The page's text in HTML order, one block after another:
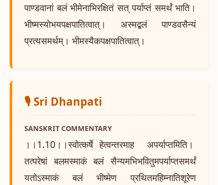
पाण्डवानां बलं भीमेनाभिरक्षितं सत् पर्याप्तं समर्थं भाति।
भीष्मस्योभयपक्षपातित्वात्। अस्मद्बलं पाण्डवसैन्यं
प्रत्यसमर्थम्। भीमस्यैकपक्षपातित्वात्।
🎙️ Sri Dhanpati
SANSKRIT COMMENTARY
।।1.10।।स्वोत्कर्षे हेत्वन्तरमाह अपर्याप्तमिति।
तत्परेषां बलमस्माकं बलं सैन्यमभिभवितुमपर्याप्तसमर्थं
यतोऽस्माकं बलं भीष्मेण प्रथितमहिम्नातिशूरेण